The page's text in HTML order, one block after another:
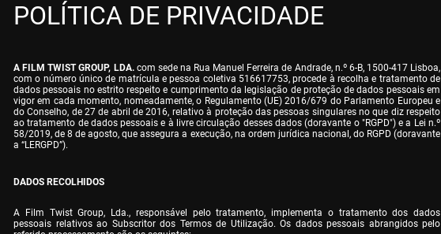
POLÍTICA DE PRIVACIDADE
A FILM TWIST GROUP, LDA. com sede na Rua Manuel Ferreira de Andrade, n.º 6-B, 1500-417 Lisboa,
com o número único de matrícula e pessoa coletiva 516617753, procede à recolha e tratamento de
dados pessoais no estrito respeito e cumprimento da legislação de proteção de dados pessoais em
vigor em cada momento, nomeadamente, o Regulamento (UE) 2016/679 do Parlamento Europeu e
do Conselho, de 27 de abril de 2016, relativo à proteção das pessoas singulares no que diz respeito
ao tratamento de dados pessoais e à livre circulação desses dados (doravante o "RGPD") e a Lei n.º
58/2019, de 8 de agosto, que assegura a execução, na ordem jurídica nacional, do RGPD (doravante
a “LERGPD”).
DADOS RECOLHIDOS
A Film Twist Group, Lda., responsável pelo tratamento, implementa o tratamento dos dados
pessoais relativos ao Subscritor dos Termos de Utilização. Os dados pessoais abrangidos pelo